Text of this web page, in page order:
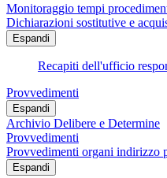
Monitoraggio tempi
Dichiarazioni sostitutive e
Espandi
Recapiti dell'ufficio
Provvedimenti
Espandi
Archivio Delibere e Determine
Provvedimenti
Provvedimenti organi indirizzo
Espandi